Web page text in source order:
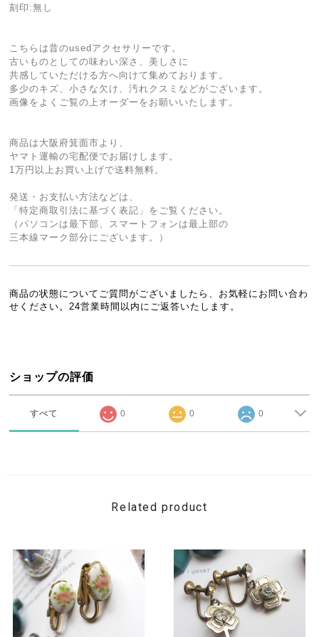
刻印:無し
こちらは昔のusedアクセサリーです。
古いものとしての味わい深さ、美しさに
共感していただける方へ向けて集めております。
多少のキズ、小さな欠け、汚れクスミなどがございます。
画像をよくご覧の上オーダーをお願いいたします。
商品は大阪府箕面市より、
ヤマト運輸の宅配便でお届けします。
1万円以上お買い上げで送料無料。
発送・お支払い方法などは、
「特定商取引法に基づく表記」をご覧ください。
（パソコンは最下部、スマートフォンは最上部の
三本線マーク部分にございます。）
商品の状態についてご質問がございましたら、お気軽にお問い合わ
せください。24営業時間以内にご返答いたします。
ショップの評価
すべて 0 0 0
Related product